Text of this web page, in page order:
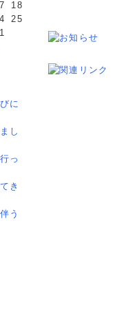
18
25
に
し
っ
き
う